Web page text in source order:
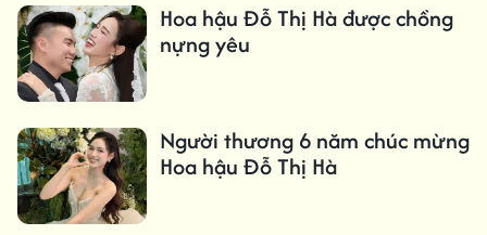
Hoa hậu Đỗ Thị Hà được chồng
nựng yêu
Người thương 6 năm chúc mừng
Hoa hậu Đỗ Thị Hà